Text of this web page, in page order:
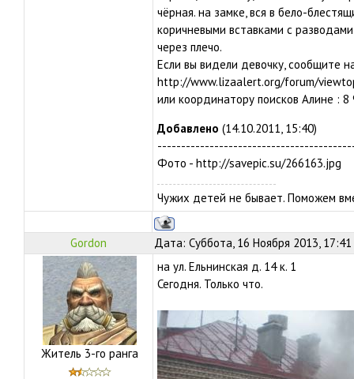
чёрная. на замке, вся в бело-
коричневыми вставками с
через плечо.
Если вы видели девочку, сообщите
http://www.lizaalert.org/forum/
или координатору поисков Алине : 8
Добавлено (14.10.2011, 15:40)
Фото - http://savepic.su/266163.jpg
Чужих детей не бывает. Поможем
Gordon Дата: Суббота, 16 Ноября 2013,
Житель 3-го ранга
на ул. Ельнинская д. 14 к. 1
Сегодня. Только что.